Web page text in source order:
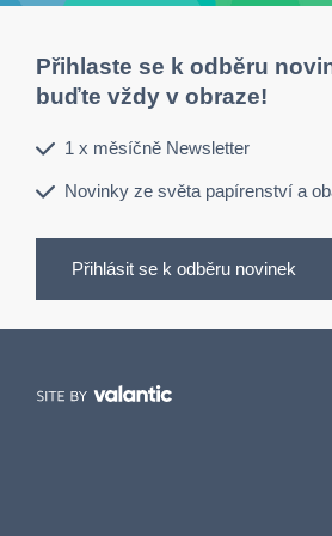
Přihlaste se k odběru
buďte vždy v obraze!
1 x měsíčně Newsletter
Novinky ze světa papírenství a
Přihlásit se k odběru novinek